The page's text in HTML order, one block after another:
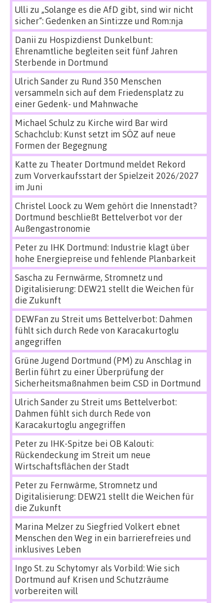
Ulli zu „Solange es die AfD gibt, sind wir nicht
sicher“: Gedenken an Sinti:zze und Rom:nja
Danii zu Hospizdienst Dunkelbunt:
Ehrenamtliche begleiten seit fünf Jahren
Sterbende in Dortmund
Ulrich Sanderzu Rund 350 Menschen
versammeln sich auf dem Friedensplatz zu
einer Gedenk- und Mahnwache
Michael Schulz zu Kirche wird Bar wird
Schachclub: Kunst setzt im SÖZ auf neue
Formen der Begegnung
Katte zu Theater Dortmund meldet Rekord
zum Vorverkaufsstart der Spielzeit 2026/2027
im Juni
Christel Loock zu Wem gehört die Innenstadt?
Dortmund beschließt Bettelverbot vor der
Außengastronomie
Peterzu IHK Dortmund: Industrie klagt über
hohe Energiepreise und fehlende Planbarkeit
Sascha zu Fernwärme, Stromnetz und
Digitalisierung: DEW21 stellt die Weichen für
die Zukunft
DEWFan zu Streit ums Bettelverbot: Dahmen
fühlt sich durch Rede von Karacakurtoglu
angegriffen
Grüne Jugend Dortmund (PM) zu Anschlag in
Berlin führt zu einer Überprüfung der
Sicherheitsmaßnahmen beim CSD in Dortmund
Ulrich Sanderzu Streit ums Bettelverbot:
Dahmen fühlt sich durch Rede von
Karacakurtoglu angegriffen
Peterzu IHK-Spitze bei OB Kalouti:
Rückendeckung im Streit um neue
Wirtschaftsflächen der Stadt
Peterzu Fernwärme, Stromnetz und
Digitalisierung: DEW21 stellt die Weichen für
die Zukunft
Marina Melzerzu Siegfried Volkert ebnet
Menschen den Weg in ein barrierefreies und
inklusives Leben
Ingo St.zu Schytomyr als Vorbild: Wie sich
Dortmund auf Krisen und Schutzräume
vorbereiten will